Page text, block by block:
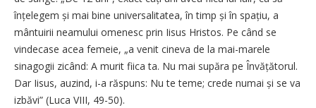
înțelegem și mai bine universalitatea, în timp și în spațiu, a
mântuirii neamului omenesc prin Iisus Hristos. Pe când se
vindecase acea femeie, „a venit cineva de la mai-marele
sinagogii zicând: A murit fiica ta. Nu mai supăra pe Învățătorul.
Dar Iisus, auzind, i-a răspuns: Nu te teme; crede numai și se va
izbăvi” (Luca VIII, 49-50).